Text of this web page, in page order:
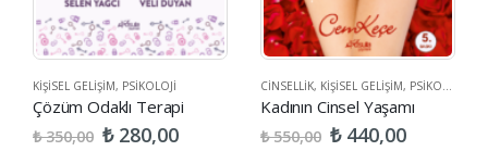
KIŞISEL GELIŞIM, PSIKOLOJI
Çözüm Odaklı Terapi
₺350,00 ₺280,00
CINSELLIK, KIŞISEL GELIŞIM, PSIKOLOJI
Kadının Cinsel Yaşamı
₺550,00 ₺440,00